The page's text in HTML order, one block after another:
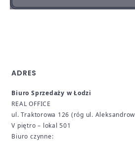
ADRES
Biuro Sprzedaży w Łodzi
REAL OFFICE
ul. Traktorowa 126 (róg ul.
V piętro – lokal 501
Biuro czynne: